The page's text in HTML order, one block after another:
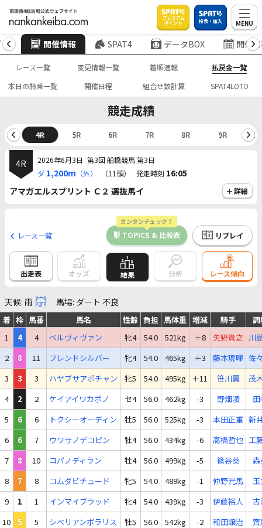
プレミアム
ポイント 投票・加入 MENU
開催情報 SPAT4 データBOX 開催
レース一覧 変更情報一覧 着順速報
払戻金一覧
本日の騎乗一覧
開催日程 組合せ数計算 SPAT4LOTO
競走成績
4R 5R 6R 7R 8R 9R
4R 2026年6月3日 第3回 船橋競馬 第3日
ダ 1,200m （外） （11頭） 発走時刻 16:05
アマガエルスプリント Ｃ２ 選抜馬イ
詳細
レース一覧
カンタンチェック！
TOPICS & 比較表 リプレイ
出走表 オッズ 結果 分析 レース傾向
天候: 雨 馬場: ダート 不良
着 枠 馬番 馬名 性齢 負担 馬体重 増減 騎手
調
1
4 4 ベルヴィヴァン 牝4 54.0 521kg ＋8 矢野貴之 川
2
8 11 フレンドシルバー 牝4 54.0 465kg ＋3 藤本現暉 佐
3
3 3 ハヤブサアポチャン 牝5 54.0 495kg ＋11 笹川翼
茂
4
2 2 ケイアイワカポノ セ4 56.0 462kg -3 野畑凌
5
6 6 トクシーオーディン 牡5 56.0 525kg -3 本田正重 新
6
6 7 ウワサノデコピン 牡4 56.0 434kg -6 高橋哲也 工
7
8 10 コパノディラン 牡4 56.0 499kg -5 篠谷葵
森
8
7 8 コムダビチュード 牝5 54.0 489kg -1 仲野光馬
玉
9
1 1 インマイブラッド 牝4 54.0 439kg -3 伊藤裕人
古
10
5 5 シベリアンポラリス 牡5 56.0 542kg -2 和田譲治
齊